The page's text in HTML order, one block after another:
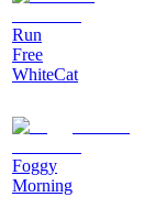
Run
Free
WhiteCat
Foggy
Morning